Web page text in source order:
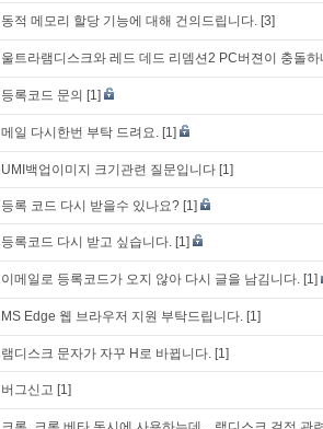
동적 메모리 할당 기능에 대해 건의드립니다. [3]
울트라램디스크와 레드 데드 리뎀션2 PC버젼이 충돌하
등록코드 문의 [1]
메일 다시한번 부탁 드려요. [1]
UMI백업이미지 크기관련 질문입니다 [1]
등록 코드 다시 받을수 있나요? [1]
등록코드 다시 받고 싶습니다. [1]
이메일로 등록코드가 오지 않아 다시 글을 남김니다. [1]
MS Edge 웹 브라우저 지원 부탁드립니다. [1]
램디스크 문자가 자꾸 H로 바뀝니다. [1]
버그신고 [1]